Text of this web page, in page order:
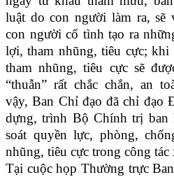
luật do con người làm ra, sẽ
con người cố tình tạo ra
lợi, tham nhũng, tiêu cực; khi
tham nhũng, tiêu cực sẽ
“thuẫn” rất chắc chắn, an
vậy, Ban Chỉ đạo đã chỉ đạo
dựng, trình Bộ Chính trị ban
soát quyền lực, phòng,
nhũng, tiêu cực trong công tác
Tại cuộc họp Thường trực